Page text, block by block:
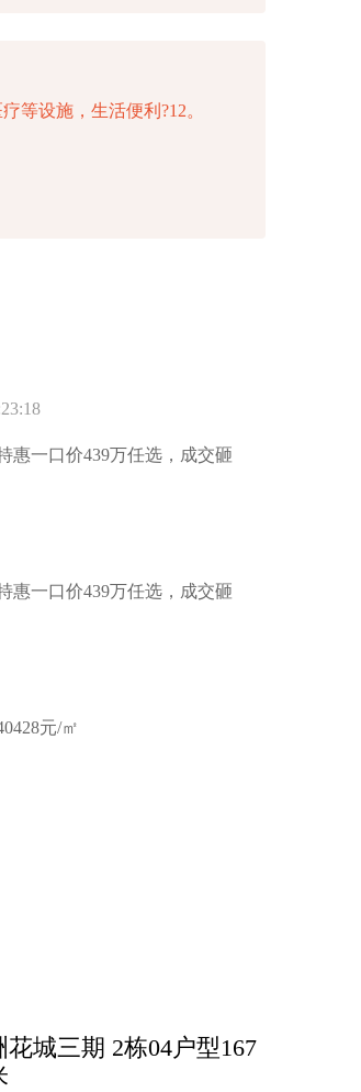
等设施，生活便利?12。
惠一口价439万任选，成交砸
惠一口价439万任选，成交砸
元/㎡
花城三期 2栋04户型167